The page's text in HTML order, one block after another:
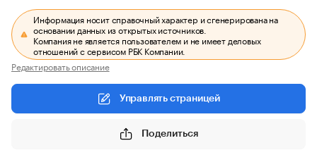
Информация носит справочный характер и сгенерирована на
основании данных из открытых источников.
Компания не является пользователем и не имеет деловых
отношений с сервисом РБК Компании.
Редактировать описание
Управлять страницей
Поделиться